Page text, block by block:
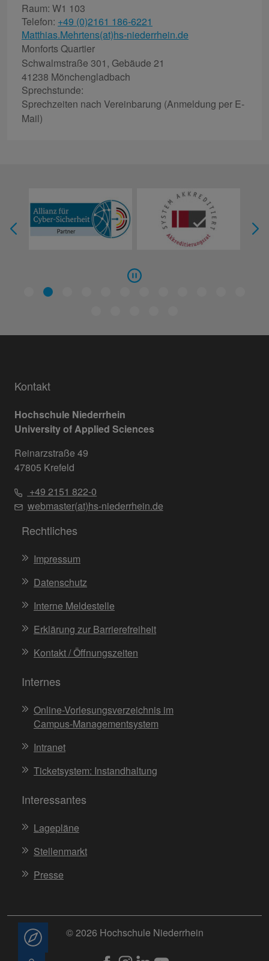
Raum: W1 103
Telefon: +49 (0)2161 186-6221
Matthias.Mehrtens(at)hs-niederrhein.de
Monforts Quartier
Schwalmstraße 301, Gebäude 21
41238 Mönchengladbach
Sprechstunde:
Sprechzeiten nach Vereinbarung (Anmeldung per E-
Mail)
Kontakt
Hochschule Niederrhein
University of Applied Sciences
Reinarzstraße 49
47805 Krefeld
+49 2151 822-0
webmaster(at)hs-niederrhein.de
Rechtliches
Impressum
Datenschutz
Interne Meldestelle
Erklärung zur Barrierefreiheit
Kontakt / Öffnungszeiten
Internes
Online-Vorlesungsverzeichnis im
Campus-Managementsystem
Intranet
Ticketsystem: Instandhaltung
Interessantes
Lagepläne
Stellenmarkt
Presse
© 2026 Hochschule Niederrhein
Beratung